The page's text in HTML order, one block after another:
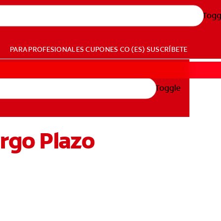
PARA PROFESIONALESCUPONES CO (ES) SUSCRÍBETE
Toggle
Plazo